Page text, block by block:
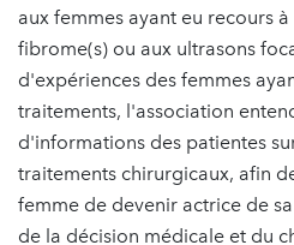
aux femmes ayant eu recours
fibrome(s) ou aux ultrasons
d'expériences des femmes
traitements, l'association
d'informations des patientes
traitements chirurgicaux, afin
femme de devenir actrice de
de la décision médicale et du